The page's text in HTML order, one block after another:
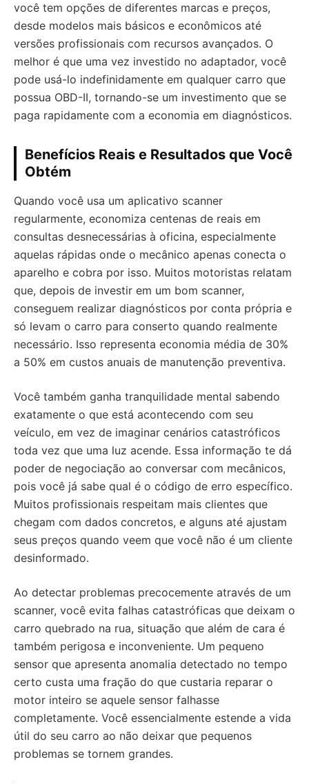
você tem opções de diferentes marcas e preços,
desde modelos mais básicos e econômicos até
versões profissionais com recursos avançados. O
melhor é que uma vez investido no adaptador, você
pode usá-lo indefinidamente em qualquer carro que
possua OBD-II, tornando-se um investimento que se
paga rapidamente com a economia em diagnósticos.
Benefícios Reais e Resultados que Você
Obtém
Quando você usa um aplicativo scanner
regularmente, economiza centenas de reais em
consultas desnecessárias à oficina, especialmente
aquelas rápidas onde o mecânico apenas conecta o
aparelho e cobra por isso. Muitos motoristas relatam
que, depois de investir em um bom scanner,
conseguem realizar diagnósticos por conta própria e
só levam o carro para conserto quando realmente
necessário. Isso representa economia média de 30%
a 50% em custos anuais de manutenção preventiva.
Você também ganha tranquilidade mental sabendo
exatamente o que está acontecendo com seu
veículo, em vez de imaginar cenários catastróficos
toda vez que uma luz acende. Essa informação te dá
poder de negociação ao conversar com mecânicos,
pois você já sabe qual é o código de erro específico.
Muitos profissionais respeitam mais clientes que
chegam com dados concretos, e alguns até ajustam
seus preços quando veem que você não é um cliente
desinformado.
Ao detectar problemas precocemente através de um
scanner, você evita falhas catastróficas que deixam o
carro quebrado na rua, situação que além de cara é
também perigosa e inconveniente. Um pequeno
sensor que apresenta anomalia detectado no tempo
certo custa uma fração do que custaria reparar o
motor inteiro se aquele sensor falhasse
completamente. Você essencialmente estende a vida
útil do seu carro ao não deixar que pequenos
problemas se tornem grandes.